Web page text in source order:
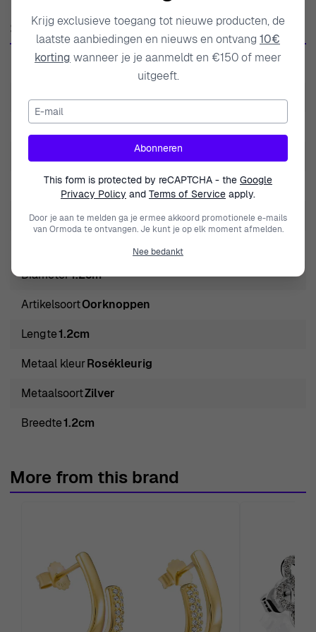
van vrouwelijkheid en gratie. Elke collectie is met
precisie vervaardigd, waarbij elk item de toewijding van
het merk aan elegantie en verfijning weerspiegelt. De
ontwerpen van Orphelia zijn geïnspireerd op moderne
behouden, waardoor ze perfect zijn voor vrouwen die de
fusie van klassieke en hedendaagse stijlen waarderen.
De filosofie van het merk draait om het empoweren van
stijl versterken, waardoor zij hun uniciteit kunnen
uitdrukken. Met Orphelia wordt het dragen van sieraden
een krachtige ervaring, waarbij elk stuk een verhaal
vertelt van innovatie en artistieke expressie, wat
aanspreekt aan de verfijnde smaak van de moderne
Over Orphelia® 'Estelle' Vrouwen Sterling Zilveren Stud
Oorbellen - Roze
Oorbellen - Roze ZO-7516/RG zijn het perfecte
voorbeeld van elegantie en moderne verfijning, waardoor
Gemaakt van hoogwaardig 925 sterling zilver, stralen
huidtinten en outfits aanvult. Elk stuk is zorgvuldig
ontworpen met een delicate butterfly sluiting, die ervoor
oorbellen de perfecte balans tussen subtiliteit en stijl,
waardoor ze geschikt zijn voor zowel dagelijks gebruik
als speciale gelegenheden. De doordachte
ambachtelijkheid is in elk detail zichtbaar, van de
gepolijste afwerking tot het klassieke ontwerp, dat zowel
Specificaties
SKUZO-7516/RG
EAN5415190134797
Gewicht2.000000
Modelnaam
MerkOrphelia
GeslachtVrouwen
Vlindersluiting
Diameter1.2cm
ArtikelsoortOorknoppen
Lengte1.2cm
Metaal kleurRosékleurig
MetaalsoortZilver
Breedte1.2cm
More from this brand
Krijg exclusieve toegang tot nieuwe producten, de
laatste aanbiedingen en nieuws en ontvang 10€
korting wanneer je je aanmeldt en €150 of meer
uitgeeft.
E-mail
Abonneren
This form is protected by reCAPTCHA - the Google
Privacy Policy and Terms of Service apply.
Door je aan te melden ga je ermee akkoord promotionele e-mails
van Ormoda te ontvangen. Je kunt je op elk moment afmelden.
Nee bedankt